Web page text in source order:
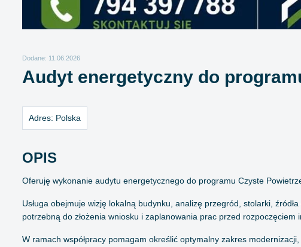
Dodane: 11.06.2026
Audyt energetyczny do
Adres: Polska
OPIS
Oferuję wykonanie audytu energetycznego do programu Czyste
Usługa obejmuje wizję lokalną budynku, analizę przegród, stolarki,
potrzebną do złożenia wniosku i zaplanowania prac przed rozpoczęciem
W ramach współpracy pomagam określić optymalny zakres